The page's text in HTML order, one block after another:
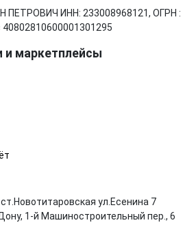
ИНН: 233008968121, ОГРН :
и маркетплейсы
ул.Есенина 7
1-й Машиностроительный пер., 6